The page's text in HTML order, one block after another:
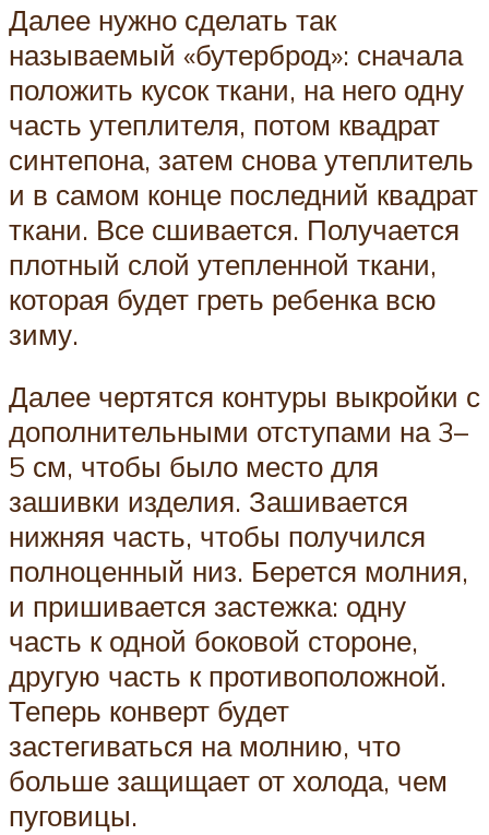
Далее нужно сделать так
называемый «бутерброд»: сначала
положить кусок ткани, на него одну
часть утеплителя, потом квадрат
синтепона, затем снова утеплитель
и в самом конце последний квадрат
ткани. Все сшивается. Получается
плотный слой утепленной ткани,
которая будет греть ребенка всю
зиму.
Далее чертятся контуры выкройки с
дополнительными отступами на 3–
5 см, чтобы было место для
зашивки изделия. Зашивается
нижняя часть, чтобы получился
полноценный низ. Берется молния,
и пришивается застежка: одну
часть к одной боковой стороне,
другую часть к противоположной.
Теперь конверт будет
застегиваться на молнию, что
больше защищает от холода, чем
пуговицы.